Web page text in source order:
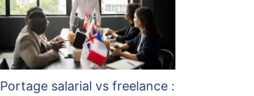
Portage salarial vs freelance :